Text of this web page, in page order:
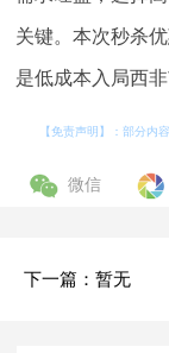
关键。本次秒杀
是低成本入局西
【免责声明】：部分内
微信
下一篇：暂无